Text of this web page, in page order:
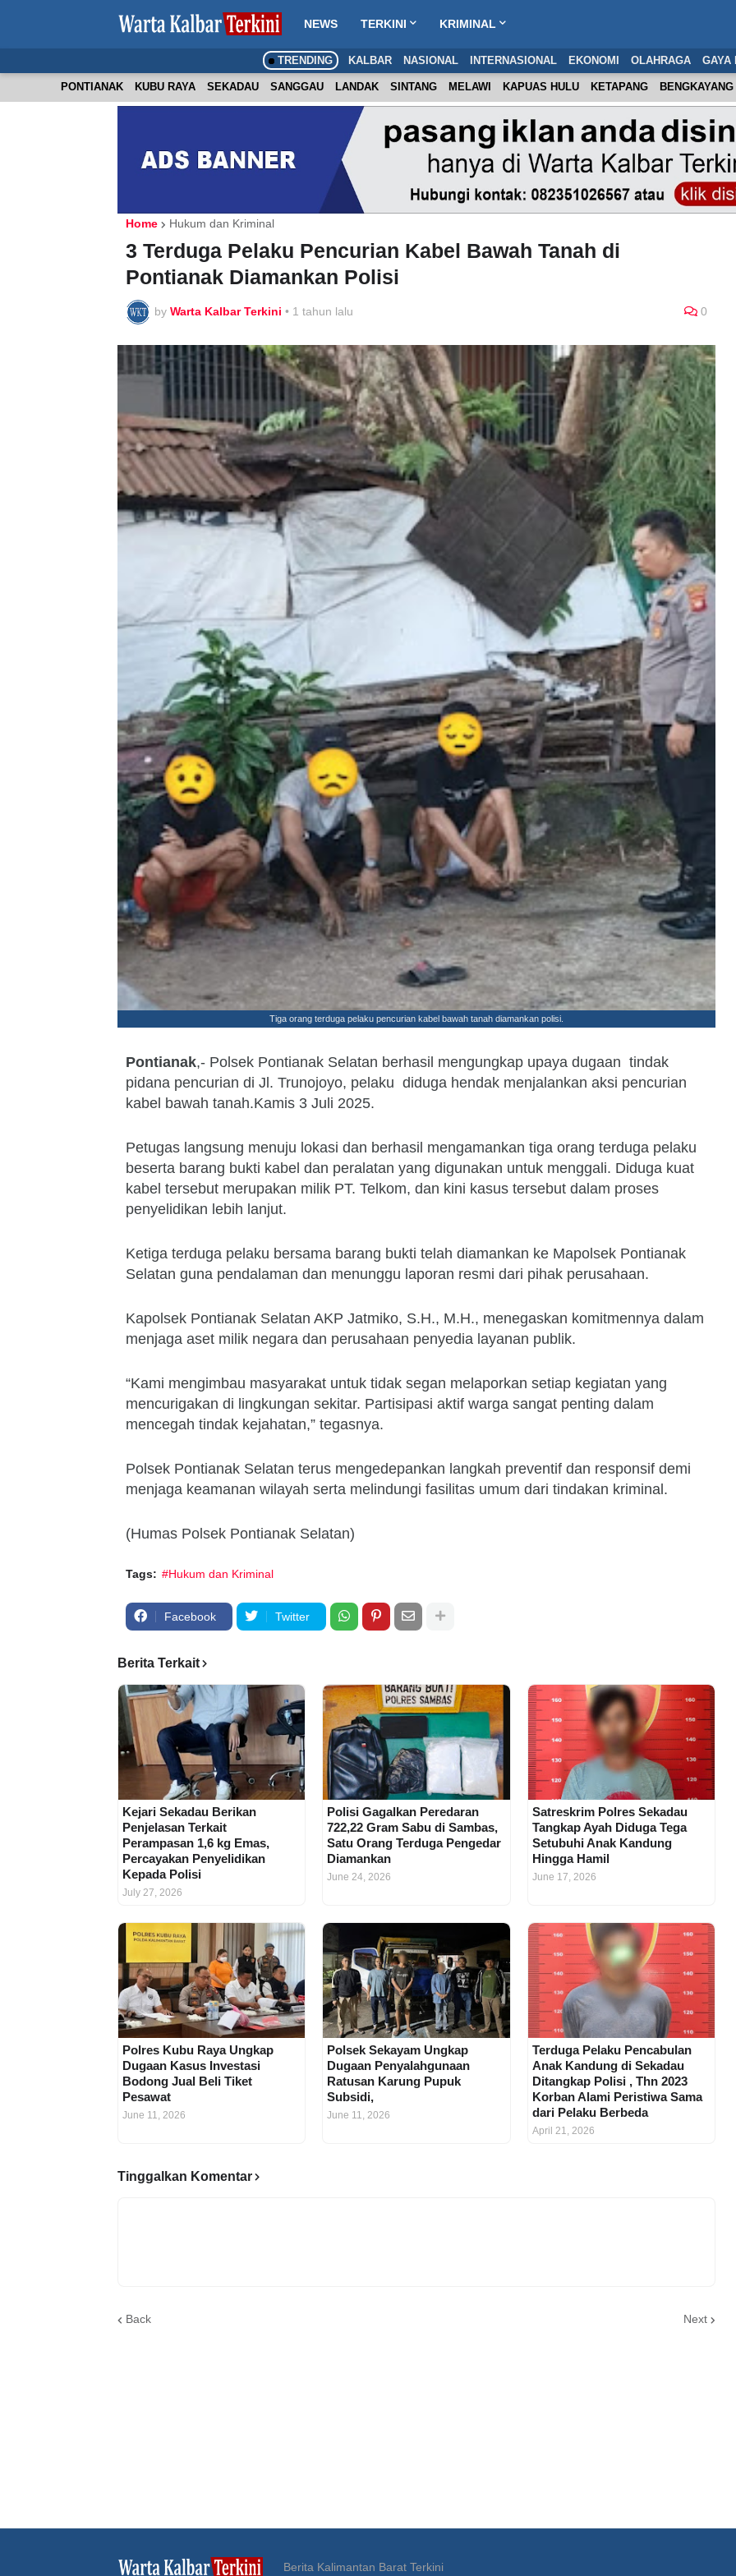
NEWS TERKINI KRIMINAL
TRENDING KALBAR NASIONAL INTERNASIONAL EKONOMI OLAHRAGA GAYA
PONTIANAK KUBU RAYA SEKADAU SANGGAU LANDAK SINTANG MELAWI KAPUAS HULU KETAPANG BENGKAYANG
Home Hukum dan Kriminal
3 Terduga Pelaku Pencurian Kabel Bawah Tanah di
Pontianak Diamankan Polisi
by Warta Kalbar Terkini • 1 tahun lalu 0
Tiga orang terduga pelaku pencurian kabel bawah tanah diamankan polisi.
Pontianak,- Polsek Pontianak Selatan berhasil mengungkap upaya dugaan tindak
pidana pencurian di Jl. Trunojoyo, pelaku diduga hendak menjalankan aksi pencurian
kabel bawah tanah.Kamis 3 Juli 2025.
Petugas langsung menuju lokasi dan berhasil mengamankan tiga orang terduga pelaku
beserta barang bukti kabel dan peralatan yang digunakan untuk menggali. Diduga kuat
kabel tersebut merupakan milik PT. Telkom, dan kini kasus tersebut dalam proses
penyelidikan lebih lanjut.
Ketiga terduga pelaku bersama barang bukti telah diamankan ke Mapolsek Pontianak
Selatan guna pendalaman dan menunggu laporan resmi dari pihak perusahaan.
Kapolsek Pontianak Selatan AKP Jatmiko, S.H., M.H., menegaskan komitmennya dalam
menjaga aset milik negara dan perusahaan penyedia layanan publik.
“Kami mengimbau masyarakat untuk tidak segan melaporkan setiap kegiatan yang
mencurigakan di lingkungan sekitar. Partisipasi aktif warga sangat penting dalam
mencegah tindak kejahatan,” tegasnya.
Polsek Pontianak Selatan terus mengedepankan langkah preventif dan responsif demi
menjaga keamanan wilayah serta melindungi fasilitas umum dari tindakan kriminal.
(Humas Polsek Pontianak Selatan)
Tags: #Hukum dan Kriminal
Facebook Twitter
Berita Terkait
Kejari Sekadau Berikan
Penjelasan Terkait
Perampasan 1,6 kg Emas,
Percayakan Penyelidikan
Kepada Polisi
July 27, 2026
Polisi Gagalkan Peredaran
722,22 Gram Sabu di Sambas,
Satu Orang Terduga Pengedar
Diamankan
June 24, 2026
Satreskrim Polres Sekadau
Tangkap Ayah Diduga Tega
Setubuhi Anak Kandung
Hingga Hamil
June 17, 2026
Polres Kubu Raya Ungkap
Dugaan Kasus Investasi
Bodong Jual Beli Tiket
Pesawat
June 11, 2026
Polsek Sekayam Ungkap
Dugaan Penyalahgunaan
Ratusan Karung Pupuk
Subsidi,
June 11, 2026
Terduga Pelaku Pencabulan
Anak Kandung di Sekadau
Ditangkap Polisi , Thn 2023
Korban Alami Peristiwa Sama
dari Pelaku Berbeda
April 21, 2026
Tinggalkan Komentar
Back Next
Berita Kalimantan Barat Terkini